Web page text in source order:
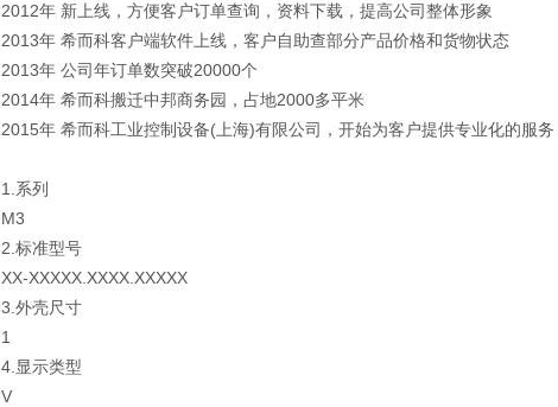
2012年 新上线，方便客户订单查询，资料下载，提高公司整体形象
2013年 希而科客户端软件上线，客户自助查部分产品价格和货物状态
2013年 公司年订单数突破20000个
2014年 希而科搬迁中邦商务园，占地2000多平米
2015年 希而科工业控制设备( 上海)有限公司，开始为客户提供专业化的服务
1. 系列
M3
2. 标准型号
XX-XXXXX.XXXX.XXXXX
3. 外壳尺寸
1
4. 显示类型
V